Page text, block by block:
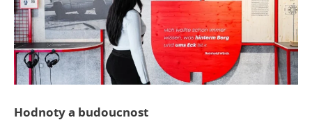
Hodnoty a budoucnost